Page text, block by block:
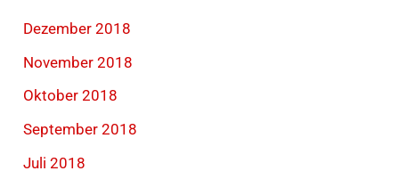
Dezember 2018
November 2018
Oktober 2018
September 2018
Juli 2018